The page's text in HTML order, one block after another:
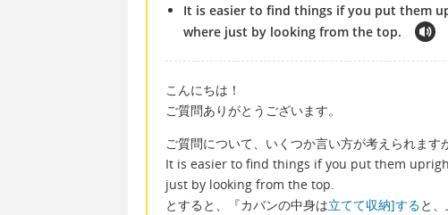
It is easier to find things if you put them
where just by looking from the top.
こんにちは！
ご質問ありがとうございます。
ご質問について、いくつか言い方が考えられます
It is easier to find things if you put them
just by looking from the top.
とすると、『カバンの中身は立てて収納]すると